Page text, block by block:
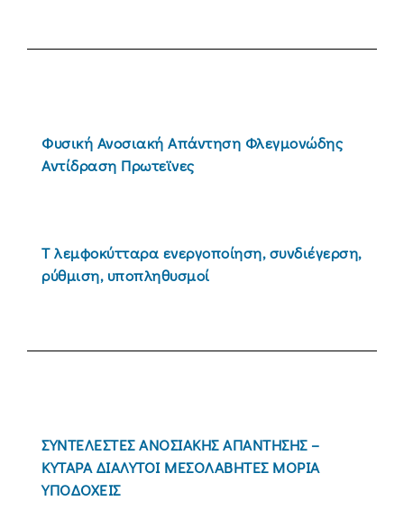
Φυσική Ανοσιακή Απάντηση Φλεγμονώδης
Αντίδραση Πρωτεϊνες
Τ λεμφοκύτταρα ενεργοποίηση, συνδιέγερση,
ρύθμιση, υποπληθυσμοί
ΣΥΝΤΕΛΕΣΤΕΣ ΑΝΟΣΙΑΚΗΣ ΑΠΑΝΤΗΣΗΣ –
ΚΥΤΑΡΑ ΔΙΑΛΥΤΟΙ ΜΕΣΟΛΑΒΗΤΕΣ ΜΟΡΙΑ
ΥΠΟΔΟΧΕΙΣ